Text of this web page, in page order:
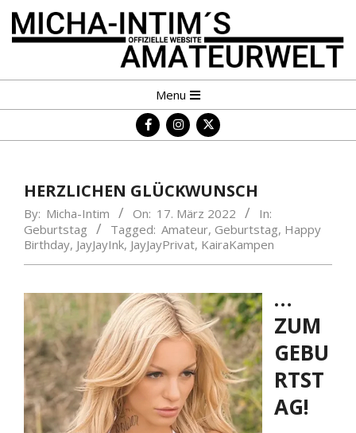
Skip
MICHA-
INTIM
´S
Navigation
Menu
HERZLICHEN GLÜCKWUNSCH
By: Micha-Intim On: 17. März 2022
In:
Geburtstag
Tagged: Amateur, Geburtstag, Happy
Birthday, JayJayInk, JayJayPrivat, KairaKampen
…
ZUM
GEBU
RTST
AG!